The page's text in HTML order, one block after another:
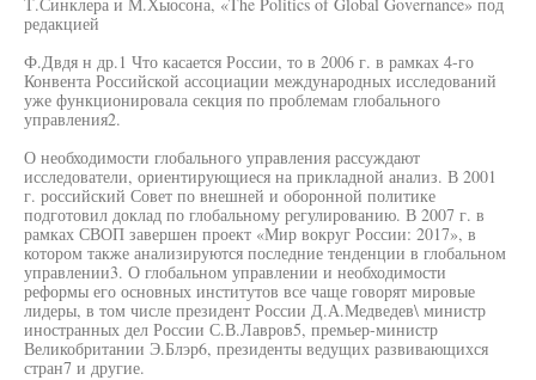
редакцией
Ф.Двдя н др.1 Что касается России, то в 2006 г. в рамках 4-го
Конвента Российской ассоциации международных исследований
уже функционировала секция по проблемам глобального
управления2.
О необходимости глобального управления рассуждают
исследователи, ориентирующиеся на прикладной анализ. В 2001
г. российский Совет по внешней и оборонной политике
подготовил доклад по глобальному регулированию. В 2007 г. в
рамках СВОП завершен проект «Мир вокруг России: 2017», в
котором также анализируются последние тенденции в глобальном
управлении3. О глобальном управлении и необходимости
реформы его основных институтов все чаще говорят мировые
лидеры, в том числе президент России Д.А.Медведев\ министр
иностранных дел России С.В.Лавров5, премьер-министр
Великобритании Э.Блэр6, президенты ведущих развивающихся
стран7 и другие.